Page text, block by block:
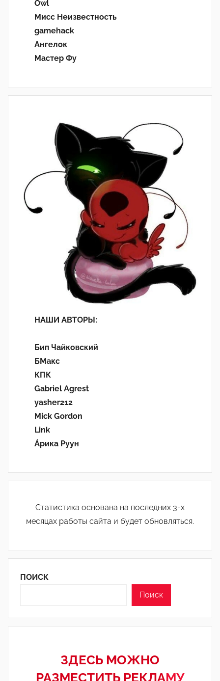
Owl
Мисс Неизвестность
gamehack
Ангелок
Мастер Фу
НАШИ АВТОРЫ:
Бип Чайковский
БМакс
КПК
Gabriel Agrest
yasher212
Mick Gordon
Link
Áрика Руун
Статистика основана на последних 3-х
месяцах работы сайта и будет обновляться.
ПОИСК
Поиск
ЗДЕСЬ МОЖНО
РАЗМЕСТИТЬ РЕКЛАМУ